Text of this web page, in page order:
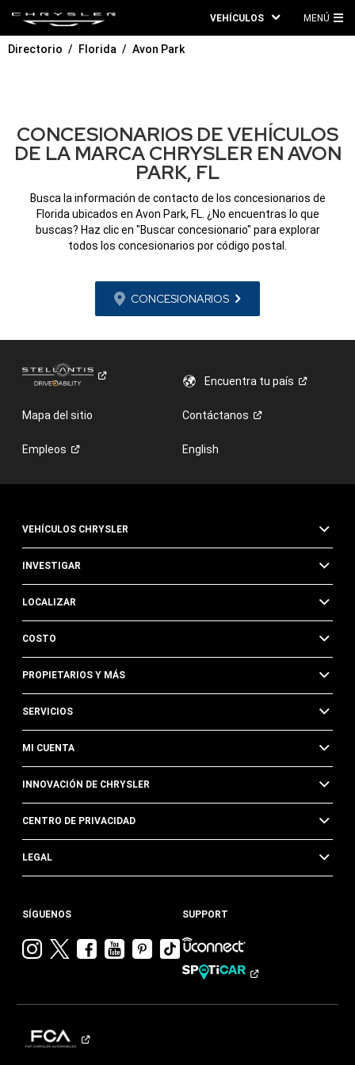
VEHÍCULOS MENÚ
Directorio Florida Avon Park
CONCESIONARIOS DE VEHÍCULOS
DE LA MARCA CHRYSLER EN AVON
PARK, FL
Busca la información de contacto de los concesionarios de
Florida ubicados en Avon Park, FL. ¿No encuentras lo que
buscas? Haz clic en "Buscar concesionario" para explorar
todos los concesionarios por código postal.
CONCESIONARIOS
Encuentra tupaís
Mapa del sitio Contáctanos
Empleos English
VEHÍCULOS CHRYSLER
INVESTIGAR
LOCALIZAR
COSTO
PROPIETARIOS Y MÁS
SERVICIOS
MI CUENTA
INNOVACIÓN DE CHRYSLER
CENTRO DE PRIVACIDAD
LEGAL
SÍGUENOS
VisitarVisitarVisitar
Chrysler en
Visitar
Chrysler en
Visitar
Chrysler en
Pinterest
Visita
Chrysler
Tik
SUPPORT